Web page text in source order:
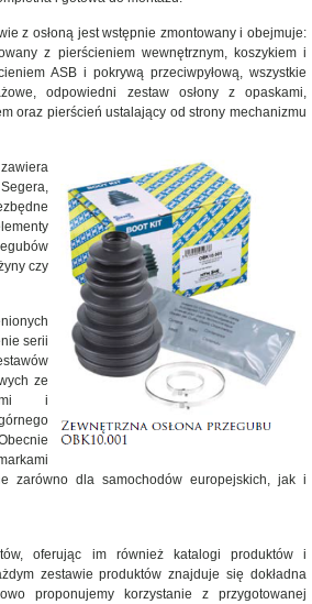
z osłoną jest wstępnie zmontowany i obejmuje:
z pierścieniem wewnętrznym, koszykiem i
ASB i pokrywą przeciwpyłową, wszystkie
odpowiedni zestaw osłony z opaskami,
oraz pierścień ustalający od strony mechanizmu
czy
serii
ze
i
zarówno dla samochodów europejskich, jak i
oferując im również katalogi produktów i
zestawie produktów znajduje się dokładna
proponujemy korzystanie z przygotowanej